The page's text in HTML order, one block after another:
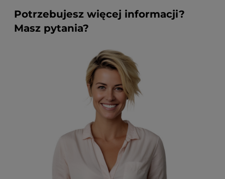
Potrzebujesz więcej informacji?
Masz pytania?